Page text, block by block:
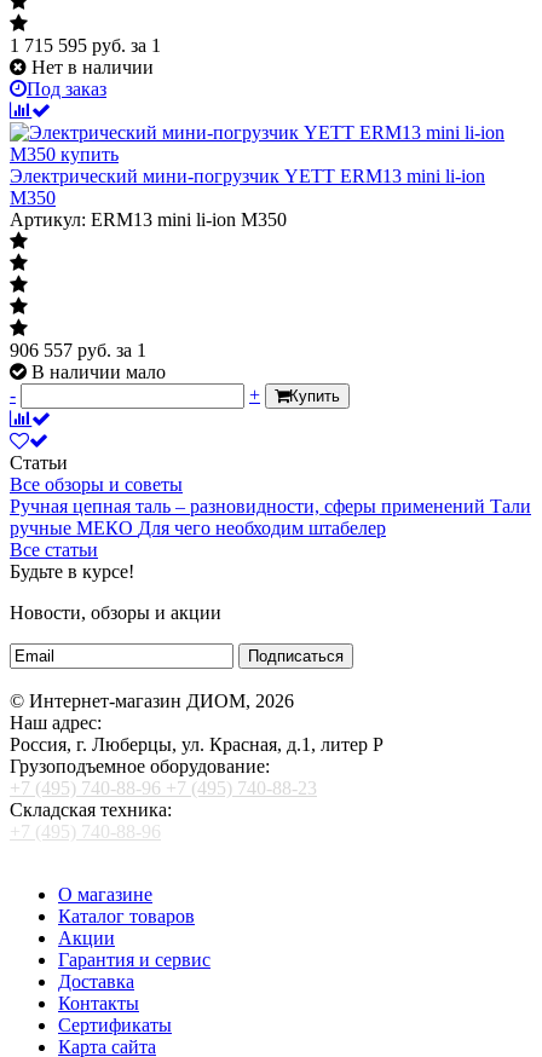
1 715 595 руб. за 1
Нет в наличии
Под заказ
Электрический мини-погрузчик YETT ERM13 mini li-ion
M350
Артикул: ERM13 mini li-ion M350
906 557 руб. за 1
В наличии мало
-
+ Купить
Статьи
Все обзоры и советы
Ручная цепная таль – разновидности, сферы применений Тали
ручные МЕКО Для чего необходим штабелер
Все статьи
Будьте в курсе!
Новости, обзоры и акции
Подписаться
© Интернет-магазин ДИОМ, 2026
Наш адрес:
Россия, г. Люберцы, ул. Красная, д.1, литер Р
Грузоподъемное оборудование:
+7 (495) 740-88-96 +7 (495) 740-88-23
Складская техника:
+7 (495) 740-88-96
О магазине
Каталог товаров
Акции
Гарантия и сервис
Доставка
Контакты
Сертификаты
Карта сайта